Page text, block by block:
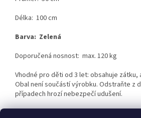
Délka: 100 cm
Barva: Zelená
Doporučená nosnost: max. 120 kg
Vhodné pro děti od 3 let: obsahuje zátku,
Obal není součástí výrobku. Odstraňte z
případech hrozí nebezpečí udušení.